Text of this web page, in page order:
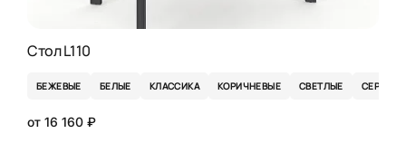
Стол L110
БЕЖЕВЫЕ БЕЛЫЕ КЛАССИКА КОРИЧНЕВЫЕ СВЕТЛЫЕ СЕРЫЕ
от 16 160 ₽